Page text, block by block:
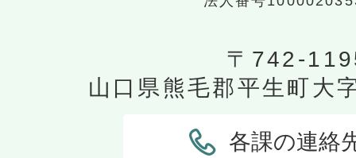
〒742-
山口県熊毛郡平生町大
各課の連絡